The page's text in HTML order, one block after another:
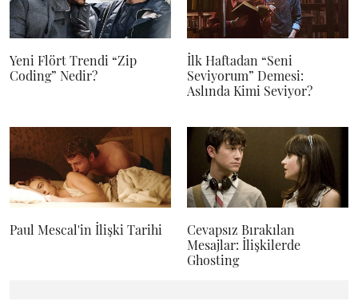
Yeni Flört Trendi “Zip
Coding” Nedir?
İlk Haftadan “Seni
Seviyorum” Demesi:
Aslında Kimi Seviyor?
Paul Mescal'in İlişki Tarihi
Cevapsız Bırakılan
Mesajlar: İlişkilerde
Ghosting